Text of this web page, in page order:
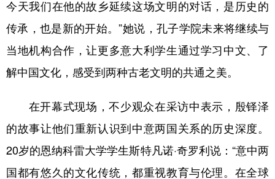
今天我们在他的故乡延续这场文明的对话，是历史的
传承，也是新的开始。”她说，孔子学院未来将继续与
当地机构合作，让更多意大利学生通过学习中文、了
解中国文化，感受到两种古老文明的共通之美。
在开幕式现场，不少观众在采访中表示，殷铎泽
的故事让他们重新认识到中意两国关系的历史深度。
20岁的恩纳科雷大学学生斯特凡诺·奇罗利说：“意中两
国都有悠久的文化传统，都重视教育与伦理。在全球